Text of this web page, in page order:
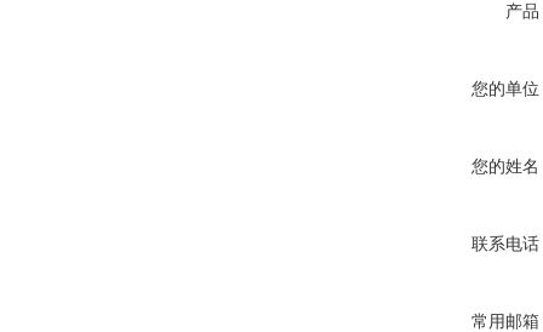
产品
您的单位
您的姓名
联系电话
常用邮箱